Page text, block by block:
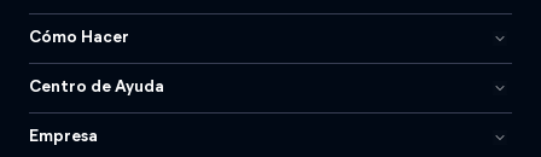
Cómo Hacer
Centro de Ayuda
Empresa